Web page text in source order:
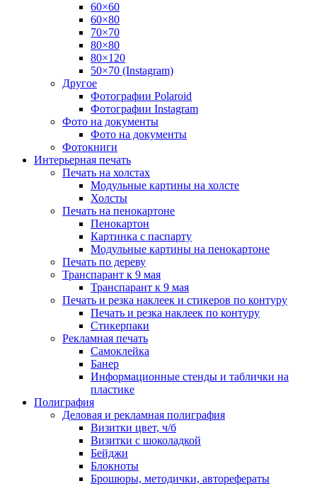
60×60
60×80
70×70
80×80
80×120
50×70 (Instagram)
Другое
Фотографии Polaroid
Фотографии Instagram
Фото на документы
Фото на документы
Фотокниги
Интерьерная печать
Печать на холстах
Модульные картины на холсте
Холсты
Печать на пенокартоне
Пенокартон
Картинка с паспарту
Модульные картины на пенокартоне
Печать по дереву
Транспарант к 9 мая
Транспарант к 9 мая
Печать и резка наклеек и стикеров по контуру
Печать и резка наклеек по контуру
Стикерпаки
Рекламная печать
Самоклейка
Банер
Информационные стенды и таблички на
пластике
Полиграфия
Деловая и рекламная полиграфия
Визитки цвет, ч/б
Визитки с шоколадкой
Бейджи
Блокноты
Брошюры, методички, авторефераты